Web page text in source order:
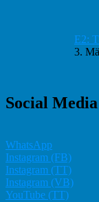
E2:
3.
Social Media
WhatsApp
Instagram (FB)
Instagram (TT)
Instagram (VB)
YouTube (TT)